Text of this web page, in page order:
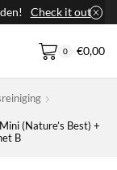
Check it out
0 €0,00
(Nature’s Best) +
B